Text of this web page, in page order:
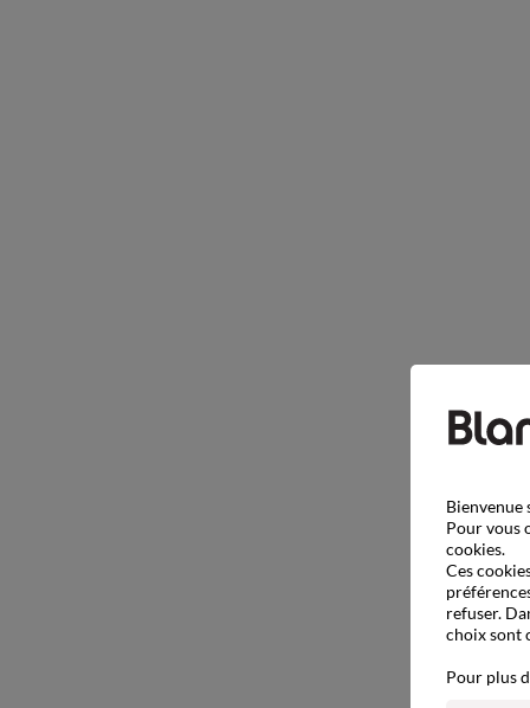
Bienvenue
Pour vous
cookies.
Ces
refuser.
choix sont
Pour plus